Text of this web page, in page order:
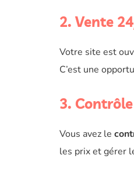
2. Vente
Votre site est
C’est une
3.
Vous avez le
les prix et gérer